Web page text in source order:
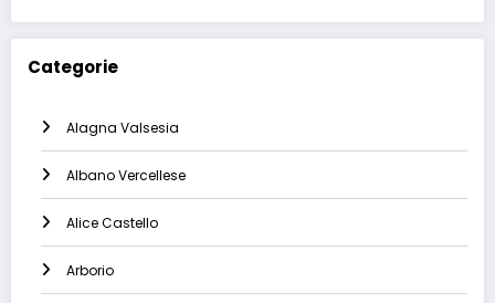
Categorie
Alagna Valsesia
Albano Vercellese
Alice Castello
Arborio